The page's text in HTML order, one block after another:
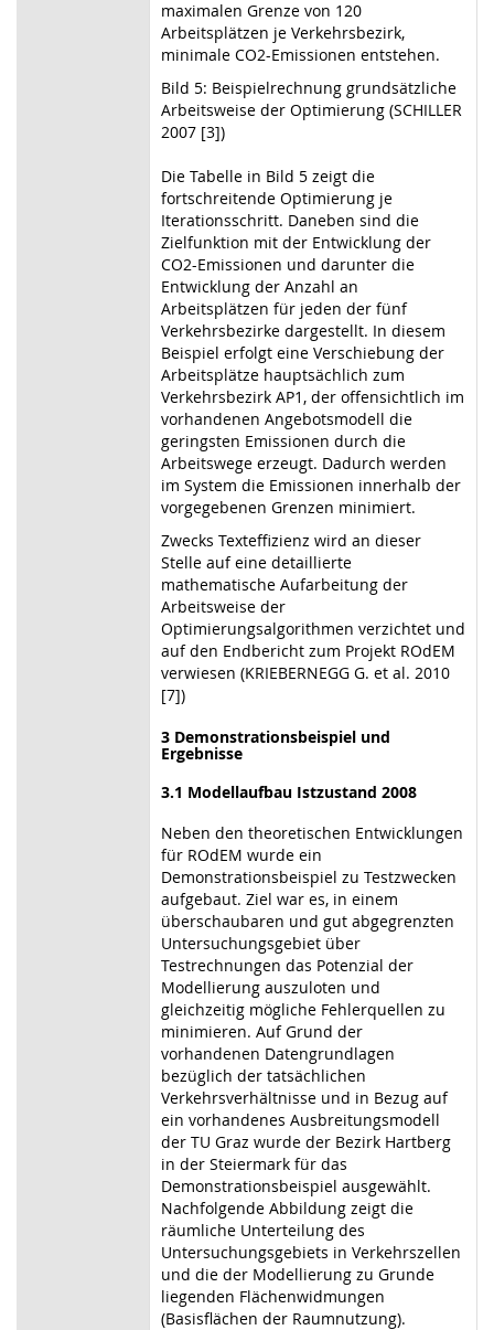
maximalen Grenze von 120
Arbeitsplätzen je Verkehrsbezirk,
minimale CO2-Emissionen entstehen.
Bild 5: Beispielrechnung grundsätzliche
Arbeitsweise der Optimierung (SCHILLER
2007 [3])
Die Tabelle in Bild 5 zeigt die
fortschreitende Optimierung je
Iterationsschritt. Daneben sind die
Zielfunktion mit der Entwicklung der
CO2-Emissionen und darunter die
Entwicklung der Anzahl an
Arbeitsplätzen für jeden der fünf
Verkehrsbezirke dargestellt. In diesem
Beispiel erfolgt eine Verschiebung der
Arbeitsplätze hauptsächlich zum
Verkehrsbezirk AP1, der offensichtlich im
vorhandenen Angebotsmodell die
geringsten Emissionen durch die
Arbeitswege erzeugt. Dadurch werden
im System die Emissionen innerhalb der
vorgegebenen Grenzen minimiert.
Zwecks Texteffizienz wird an dieser
Stelle auf eine detaillierte
mathematische Aufarbeitung der
Arbeitsweise der
Optimierungsalgorithmen verzichtet und
auf den Endbericht zum Projekt ROdEM
verwiesen (KRIEBERNEGG G. et al. 2010
[7])
3 Demonstrationsbeispiel und
Ergebnisse
3.1 Modellaufbau Istzustand 2008
Neben den theoretischen Entwicklungen
für ROdEM wurde ein
Demonstrationsbeispiel zu Testzwecken
aufgebaut. Ziel war es, in einem
überschaubaren und gut abgegrenzten
Untersuchungsgebiet über
Testrechnungen das Potenzial der
Modellierung auszuloten und
gleichzeitig mögliche Fehlerquellen zu
minimieren. Auf Grund der
vorhandenen Datengrundlagen
bezüglich der tatsächlichen
Verkehrsverhältnisse und in Bezug auf
ein vorhandenes Ausbreitungsmodell
der TU Graz wurde der Bezirk Hartberg
in der Steiermark für das
Demonstrationsbeispiel ausgewählt.
Nachfolgende Abbildung zeigt die
räumliche Unterteilung des
Untersuchungsgebiets in Verkehrszellen
und die der Modellierung zu Grunde
liegenden Flächenwidmungen
(Basisflächen der Raumnutzung).